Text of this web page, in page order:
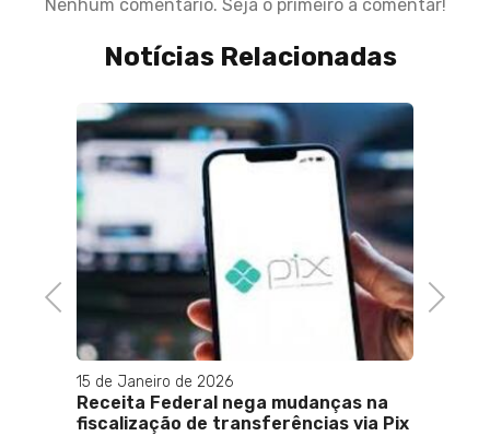
Nenhum comentário. Seja o primeiro a comentar!
Notícias Relacionadas
Previous
15 de Janeiro de 2026
Receita Federal nega mudanças na
fiscalização de transferências via Pix
Next